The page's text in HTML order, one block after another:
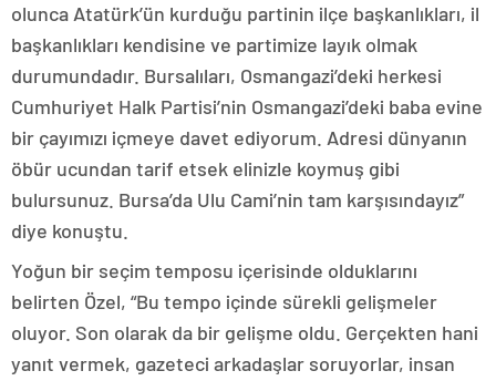
olunca Atatürk’ün kurduğu partinin ilçe başkanlıkları, il
başkanlıkları kendisine ve partimize layık olmak
durumundadır. Bursalıları, Osmangazi’deki herkesi
Cumhuriyet Halk Partisi’nin Osmangazi’deki baba evine
bir çayımızı içmeye davet ediyorum. Adresi dünyanın
öbür ucundan tarif etsek elinizle koymuş gibi
bulursunuz. Bursa’da Ulu Cami’nin tam karşısındayız”
diye konuştu.
Yoğun bir seçim temposu içerisinde olduklarını
belirten Özel, “Bu tempo içinde sürekli gelişmeler
oluyor. Son olarak da bir gelişme oldu. Gerçekten hani
yanıt vermek, gazeteci arkadaşlar soruyorlar, insan